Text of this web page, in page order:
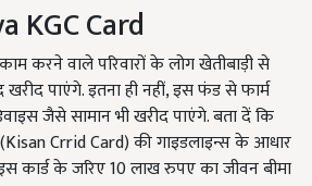
KGC Card
करने वाले परिवारों के लोग खेतीबाड़ी से
पाएंगे. इतना ही नहीं, इस फंड से फार्म
जैसे सामान भी खरीद पाएंगे. बता दें कि
Crrid Card) की गाइडलाइन्स के आधार
कार्ड के जरिए 10 लाख रुपए का जीवन बीमा